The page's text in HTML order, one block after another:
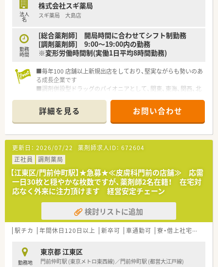
法人
名
株式会社スギ薬局
スギ薬局 大島店
勤務
時間
[総合薬剤師] 開局時間に合わせてシフト制勤務
[調剤薬剤師] 9:00～19:00内の勤務
※変形労働時間制(実働1日平均8時間勤務)
■毎年100 店舗以上新規出店をしており、堅実ながらも勢いのあ
る成長企業です
■調剤併設型ドラッグのパイオニアとして、関東、東海、関西、北
■研修制度は様々なプランがあり、集合研修だけでなく任意で受
講可能な研修も幅広く用意されています
■店舗で活躍する従業員、社外で活躍する従業員、将来経営幹部
となる従業員など、薬剤師として様々な活躍ができるフィールド
を用意されています
■総合薬剤師・調剤薬剤師（土日休み・19時までの勤務）どちらか
の働き方を選択できます
■調剤併設型だけでなく「医療モール・クリニック併設店舗」「敷
地内薬局」「訪問調剤特化型店舗」など様々な店舗を運営してい
ます
■在宅医療にも積極的取り組んでおり「訪問調剤特化型店舗」を
50店舗以上、無菌調剤室は業界最多の51店舗設置しています
■「プラチナくるみん認定企業」「健康経営優良法人2023（大規模
法人部門）認定」等を取得し一人ひとりが働きやすい環境が整備
されています
があるのも特徴です
詳細を見る お問い合わせ
更新日： 2026/07/22 薬剤師求人ID： 672604
正社員
調剤薬局
【江東区/門前仲町駅】★急募★≪皮膚科門前の店舗≫ 応需
一日30枚と穏やかな枚数ですが、薬剤師2名在籍！ 在宅対
応なく外来に注力頂けます 経営安定チェーン
検討リストに追加
駅チカ 年間休日120日以上 新卒可 車通勤可 寮・借上社宅あり
勤務地
東京都 江東区
門前仲町駅 (東京メトロ東西線)／門前仲町駅 (都営大江戸線)